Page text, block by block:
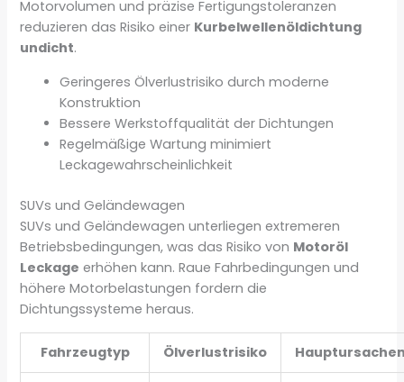
Motorvolumen und präzise Fertigungstoleranzen
reduzieren das Risiko einer Kurbelwellenöldichtung
undicht.
Geringeres Ölverlustrisiko durch moderne
Konstruktion
Bessere Werkstoffqualität der Dichtungen
Regelmäßige Wartung minimiert
Leckagewahrscheinlichkeit
SUVs und Geländewagen
SUVs und Geländewagen unterliegen extremeren
Betriebsbedingungen, was das Risiko von Motoröl
Leckage erhöhen kann. Raue Fahrbedingungen und
höhere Motorbelastungen fordern die
Dichtungssysteme heraus.
Fahrzeugtyp Ölverlustrisiko